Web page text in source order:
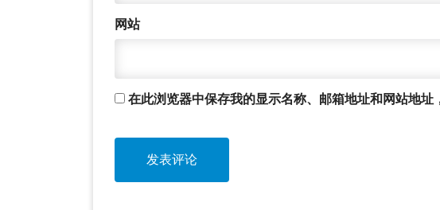
网站
在此浏览器中保存我的显示名称、邮箱地址和网站地址